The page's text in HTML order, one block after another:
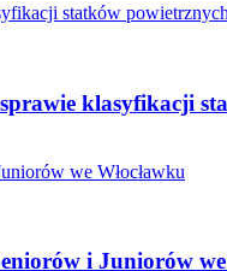
klasyfikacji
i Juniorów we